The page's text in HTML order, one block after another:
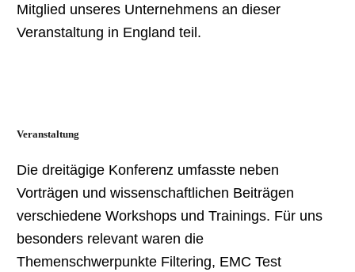
Mitglied unseres Unternehmens an dieser
Veranstaltung in England teil.
Veranstaltung
Die dreitägige Konferenz umfasste neben
Vorträgen und wissenschaftlichen Beiträgen
verschiedene Workshops und Trainings. Für uns
besonders relevant waren die
Themenschwerpunkte Filtering, EMC Test